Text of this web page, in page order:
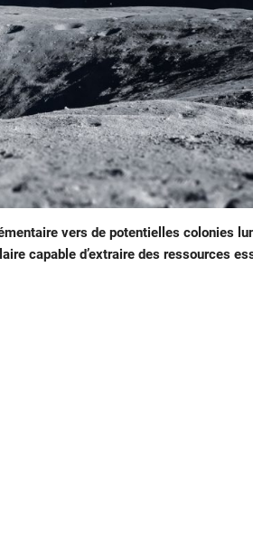
vers de potentielles colonies
capable d’extraire des ressources